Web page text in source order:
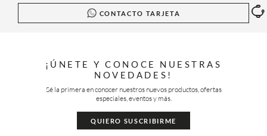
CONTACTO TARJETA
¡ÚNETE Y CONOCE NUESTRAS
NOVEDADES!
Sé la primera en conocer nuestros nuevos productos, ofertas
especiales, eventos y más.
QUIERO SUSCRIBIRME